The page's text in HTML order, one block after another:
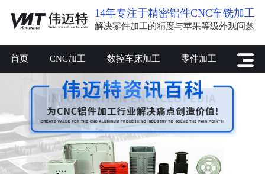
14年专注于精密铝件CNC车铣加工
解决零件加工的精度与苹果等级外观问题
首页 CNC加工 数控车床加工 零件加工